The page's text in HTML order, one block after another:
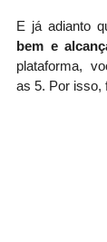
E já adianto
bem e
plataforma,
as 5. Por isso,